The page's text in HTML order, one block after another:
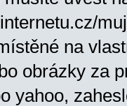
na
obrázky za
yahoo,